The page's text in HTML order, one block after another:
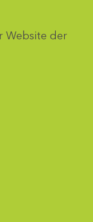
Website der